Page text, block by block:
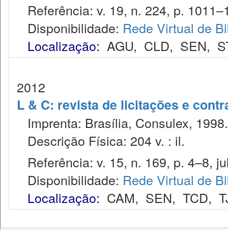
Referência: v. 19, n. 224, p.
Disponibilidade: Rede Virtual de
Localização: AGU, CLD, SEN,
2012
L & C: revista de licitações e
Imprenta: Brasília, Consulex, 1998.
Descrição Física: 204 v. : il.
Referência: v. 15, n. 169, p. 4–8,
Disponibilidade: Rede Virtual de
Localização: CAM, SEN, TCD,